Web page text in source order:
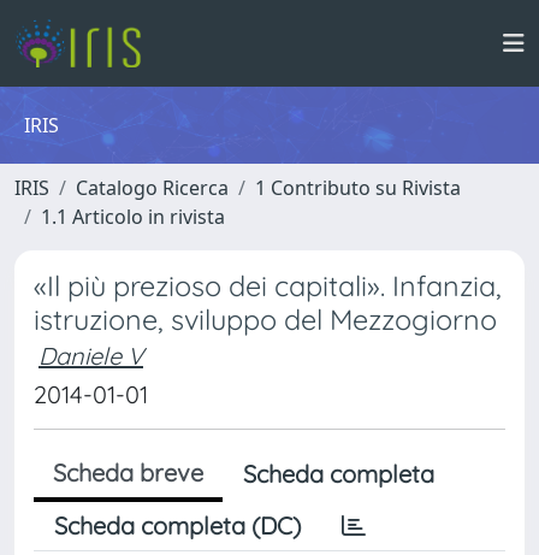
IRIS
IRIS Catalogo Ricerca
1 Contributo su Rivista
1.1 Articolo in rivista
«Il più prezioso dei capitali». Infanzia,
istruzione, sviluppo del Mezzogiorno
Daniele V
2014-01-01
Scheda breve
Scheda completa
Scheda completa (DC)